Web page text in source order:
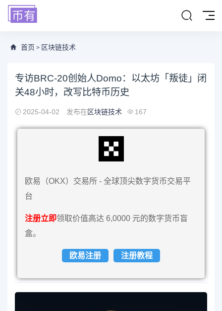
首页 > 区块链技术
专访BRC-20创始人Domo：以太坊「叛徒」闭
关48小时，改写比特币历史
2025-04-02 发布在区块链技术 167
欧易（OKX）交易所 - 全球顶尖数字货币交易平
台
注册立即领取价值高达 6,0000 元的数字货币盲
盒。
欧易注册 注册教程